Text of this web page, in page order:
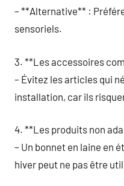
– **Alternative** :
sensoriels.
3. **Les accessoires
– Évitez les articles qui
installation, car ils
4. **Les produits non
– Un bonnet en laine en
hiver peut ne pas être